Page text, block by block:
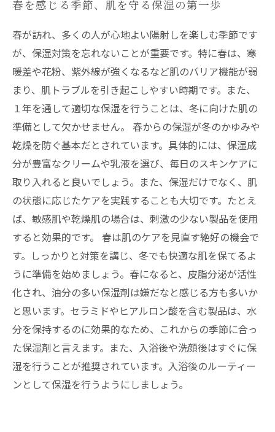
春を感じる季節、肌を守る保湿の第一歩
春が訪れ、多くの人が心地よい陽射しを楽しむ季節です
が、保湿対策を忘れないことが重要です。特に春は、寒
暖差や花粉、紫外線が強くなるなど肌のバリア機能が弱
まり、肌トラブルを引き起こしやすい時期です。また、
１年を通して適切な保湿を行うことは、冬に向けた肌の
準備として欠かせません。 春からの保湿が冬のかゆみや
乾燥を防ぐ基本だとされています。具体的には、保湿成
分が豊富なクリームや乳液を選び、毎日のスキンケアに
取り入れると良いでしょう。また、保湿だけでなく、肌
の状態に応じたケアを実践することも大切です。たとえ
ば、敏感肌や乾燥肌の場合は、刺激の少ない製品を使用
すると効果的です。 春は肌のケアを見直す絶好の機会で
す。しっかりと対策を講じ、冬でも快適な肌を保てるよ
うに準備を始めましょう。春になると、皮脂分泌が活性
化され、油分の多い保湿剤は嫌だなと感じる方も多いか
と思います。セラミドやヒアルロン酸を含む製品は、水
分を保持するのに効果的なため、これからの季節に合っ
た保湿剤と言えます。また、入浴後や洗顔後はすぐに保
湿を行うことが推奨されています。入浴後のルーティー
ンとして保湿を行うようにしましょう。